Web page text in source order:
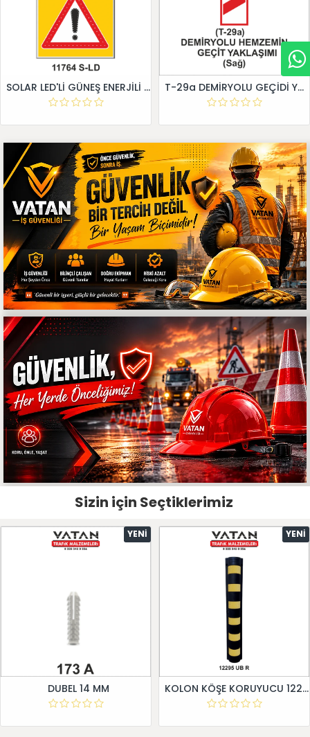
SOLAR LED'Lİ GÜNEŞ ENERJİLİ LEVHA T-29a DEMİRYOLU GEÇİDİ YAKLAŞIM LEVHALARI (Sağ)
Sizin için Seçtiklerimiz
YENI
DUBEL 14 MM
YENI
KOLON KÖŞE KORUYUCU 12295 UB R